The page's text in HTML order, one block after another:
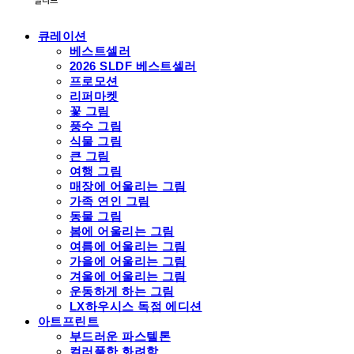
큐레이션
베스트셀러
2026 SLDF 베스트셀러
프로모션
리퍼마켓
꽃 그림
풍수 그림
식물 그림
큰 그림
여행 그림
매장에 어울리는 그림
가족 연인 그림
동물 그림
봄에 어울리는 그림
여름에 어울리는 그림
가을에 어울리는 그림
겨울에 어울리는 그림
운동하게 하는 그림
LX하우시스 독점 에디션
아트프린트
부드러운 파스텔톤
컬러풀한 화려함